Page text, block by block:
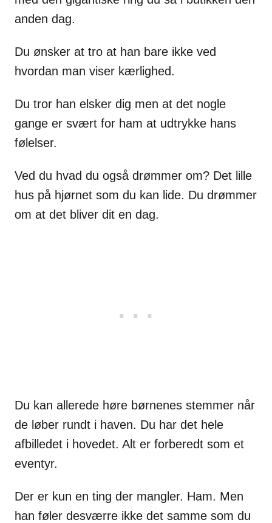
anden dag.
Du ønsker at tro at han bare ikke ved
hvordan man viser kærlighed.
Du tror han elsker dig men at det nogle
gange er svært for ham at udtrykke hans
følelser.
Ved du hvad du også drømmer om? Det lille
hus på hjørnet som du kan lide. Du drømmer
om at det bliver dit en dag.
Du kan allerede høre børnenes stemmer når
de løber rundt i haven. Du har det hele
afbilledet i hovedet. Alt er forberedt som et
eventyr.
Der er kun en ting der mangler. Ham. Men
han føler desværre ikke det samme som du